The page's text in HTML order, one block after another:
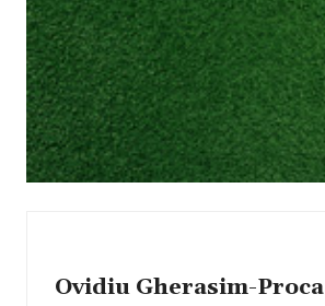
Ovidiu Gherasim-Proca